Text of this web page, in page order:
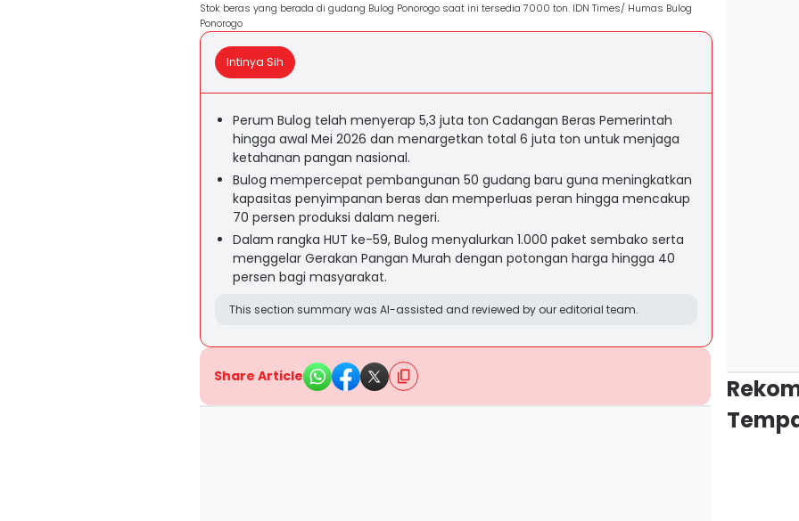
Stok beras yang berada di gudang Bulog Ponorogo saat ini tersedia 7000 ton. IDN Times/ Humas Bulog
Ponorogo
Intinya Sih
Perum Bulog telah menyerap 5,3 juta ton Cadangan Beras Pemerintah
hingga awal Mei 2026 dan menargetkan total 6 juta ton untuk menjaga
ketahanan pangan nasional.
Bulog mempercepat pembangunan 50 gudang baru guna meningkatkan
kapasitas penyimpanan beras dan memperluas peran hingga mencakup
70 persen produksi dalam negeri.
Dalam rangka HUT ke-59, Bulog menyalurkan 1.000 paket sembako serta
menggelar Gerakan Pangan Murah dengan potongan harga hingga 40
persen bagi masyarakat.
This section summary was AI-assisted and reviewed by our editorial team.
Share Article